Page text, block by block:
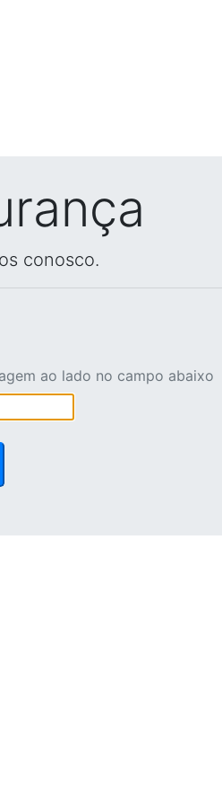
conosco.
ao lado no campo abaixo